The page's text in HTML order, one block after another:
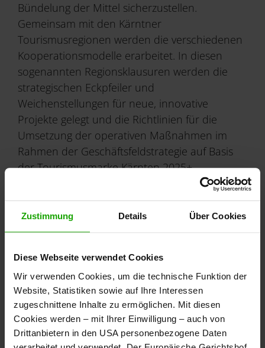
Zustimmung Details Über Cookies
Diese Webseite verwendet Cookies
Wir verwenden Cookies, um die technische Funktion der
Website, Statistiken sowie auf Ihre Interessen
zugeschnittene Inhalte zu ermöglichen. Mit diesen
Cookies werden – mit Ihrer Einwilligung – auch von
Drittanbietern in den USA personenbezogene Daten
Bündelung der Mittel sicherzustellen.
Gemeinsam mit den Kärntner
Tourismusregionen werden die verschiedenen
Kooperationsmodelle erarbeitet. In diesen
sogenannten Regionsklausuren werden die
strategischen Eckpfeiler und
Weichenstellungen für neue, innovative
Projekte gelegt und die Richtlinien für die
Umsetzung der operativen Maßnahmen im
Rahmen der Geschäftsfeldstrategie auf Basis
der Tourismusmarke Kärnten 2025+
Sitz der Kärnten Werbung GmbH
9020 Klagenfurt am Wörthersee, Völkermarkter
Ring 21 - 23
Tel.: 0043 (0)463/3000, Fax: 0043 (0)463/3000-
60,
info@kaernten.at ,www.kaernten.at,
www.kaernten.at/b2b